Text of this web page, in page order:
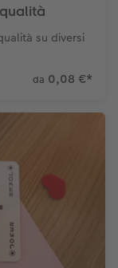
su diversi
da 0,08 €*